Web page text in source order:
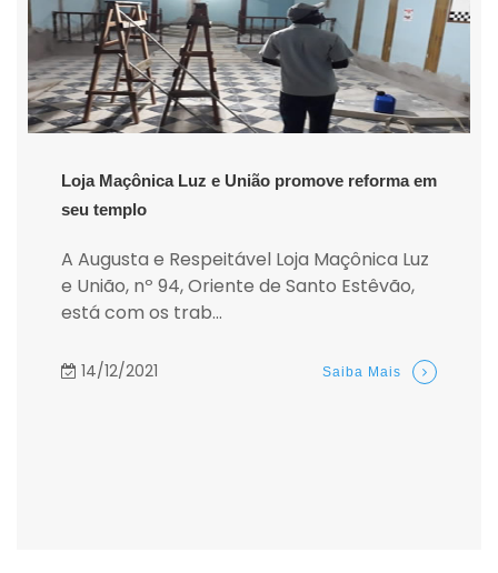
Loja Maçônica Luz e União promove reforma em
seu templo
A Augusta e Respeitável Loja Maçônica Luz
e União, nº 94, Oriente de Santo Estêvão,
está com os trab...
14/12/2021 Saiba Mais